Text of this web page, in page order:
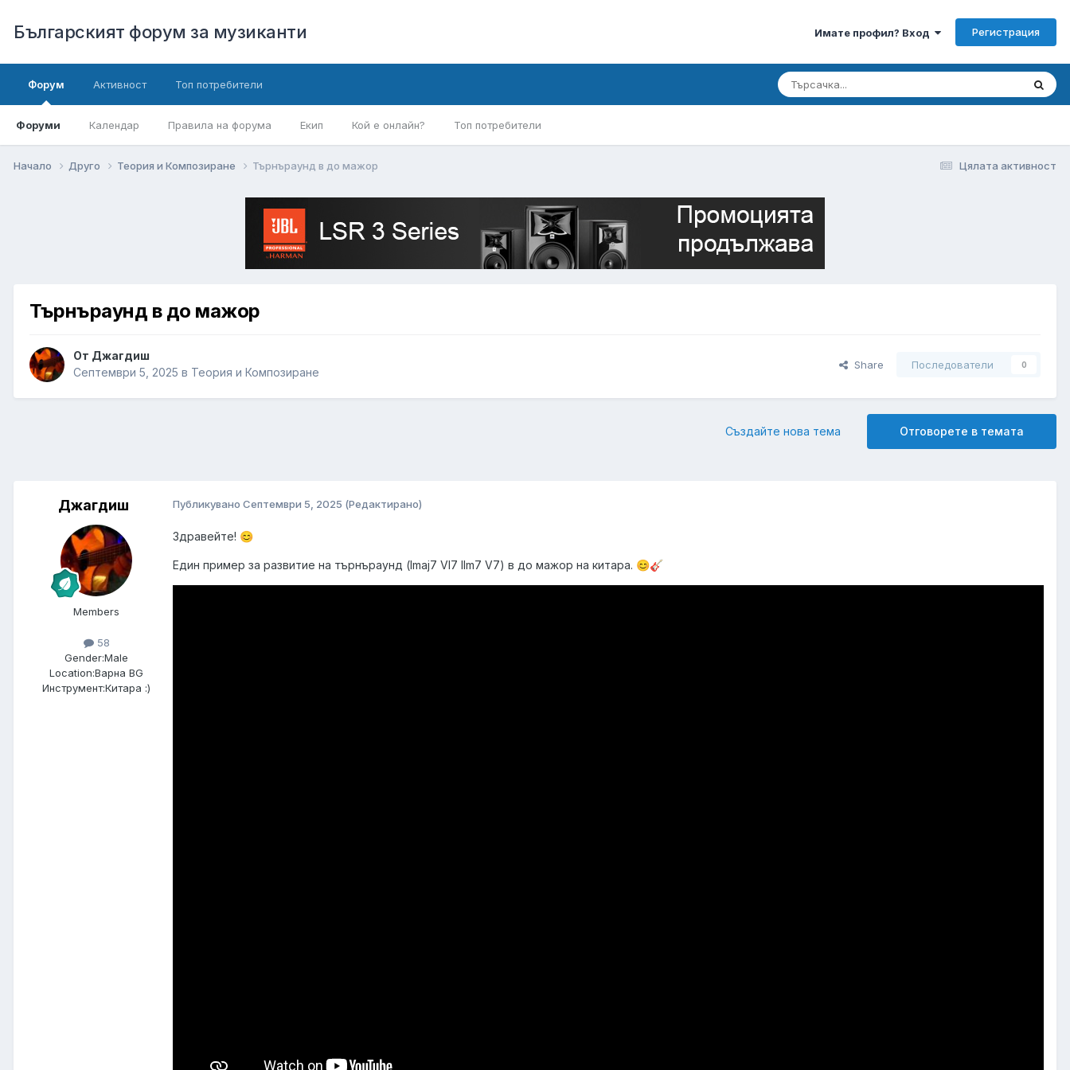
Българският форум за музиканти Имате профил? Вход Регистрация
Форум
Форуми Календар Правила на форума Екип Кой е онлайн? Топ потребители
Активност Топ потребители
Цялата активност
Начало Друго Теория и Композиране Търнъраунд в до мажор
Търнъраунд в до мажор
От Джагдиш
Септември 5, 2025 в Теория и Композиране
Share Последователи 0
Отговорете в темата
Създайте нова тема
Джагдиш
Members
58
Gender:Male
Location:Варна BG
Инструмент:Китара :)
Публикувано Септември 5, 2025 (Редактирано)
Здравейте! 😊
Един пример за развитие на търнъраунд (Imaj7 VI7 IIm7 V7) в до мажор на китара. 😊🎸